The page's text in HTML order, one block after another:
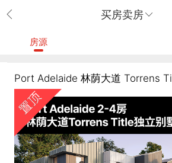
买房卖房
房源
Port Adelaide 林荫大道 Torrens